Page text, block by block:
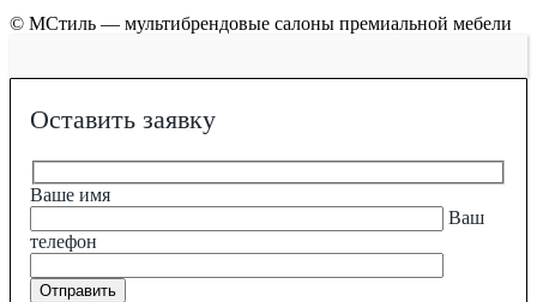
© МСтиль — мультибрендовые салоны премиальной мебели
Оставить заявку
Ваше имя
Ваш
телефон